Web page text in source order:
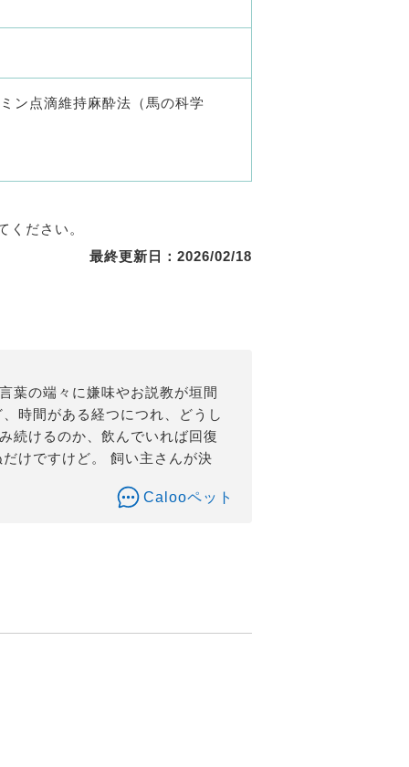
ン点滴維持麻酔法（馬の科学
ださい。
最終更新日：2026/02/18
葉の端々に嫌味やお説教が垣間
時間がある経つにつれ、どうし
続けるのか、飲んでいれば回復
けですけど。 飼い主さんが決
Calooペット